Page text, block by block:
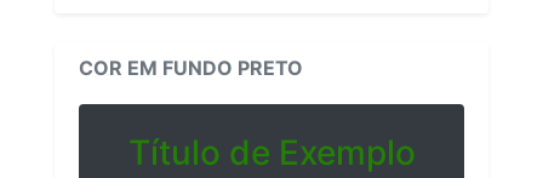
COR EM FUNDO PRETO
Título de Exemplo